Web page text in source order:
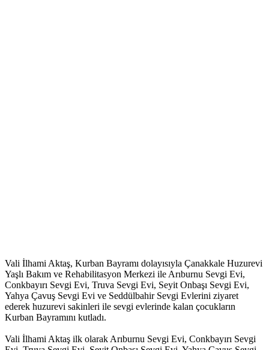
Vali İlhami Aktaş, Kurban Bayramı dolayısıyla Çanakkale Huzurevi
Yaşlı Bakım ve Rehabilitasyon Merkezi ile Arıburnu Sevgi Evi,
Conkbayırı Sevgi Evi, Truva Sevgi Evi, Seyit Onbaşı Sevgi Evi,
Yahya Çavuş Sevgi Evi ve Seddülbahir Sevgi Evlerini ziyaret
ederek huzurevi sakinleri ile sevgi evlerinde kalan çocukların
Kurban Bayramını kutladı.
Vali İlhami Aktaş ilk olarak Arıburnu Sevgi Evi, Conkbayırı Sevgi